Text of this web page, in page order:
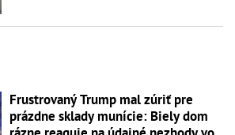
Frustrovaný Trump mal zúriť pre
prázdne sklady munície: Biely dom